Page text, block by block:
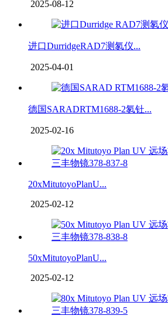
2025-08-12
进口DurridgeRAD7测氡仪...
2025-04-01
德国SARADRTM1688-2氡钍...
2025-02-16
20xMitutoyoPlanU...
2025-02-12
50xMitutoyoPlanU...
2025-02-12